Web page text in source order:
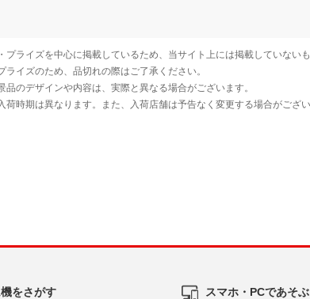
をさがす スマホ・PCであそぶ